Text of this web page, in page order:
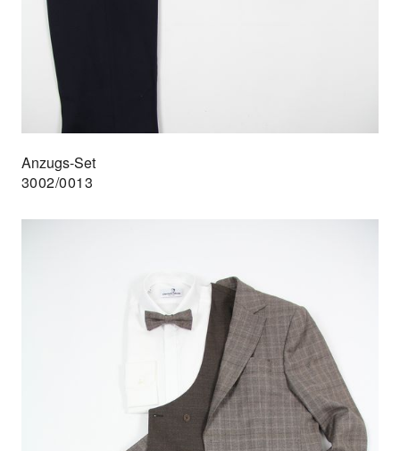
Anzugs-Set
3002/0013